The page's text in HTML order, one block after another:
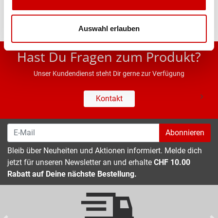
Auswahl erlauben
* UVP des Herstellers; Alle Preisangaben inkl. MwSt.
Hast Du Fragen zum Produkt?
Unser Kundendienst steht Dir gerne zur Verfügung
Kontakt
Abonnieren
Bleib über Neuheiten und Aktionen informiert. Melde dich
jetzt für unseren Newsletter an und erhalte CHF 10.00
Rabatt auf Deine nächste Bestellung.